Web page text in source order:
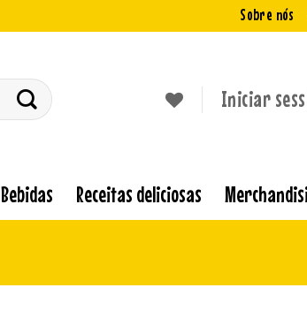
Sobre nós
Iniciar
Bebidas Receitas deliciosas